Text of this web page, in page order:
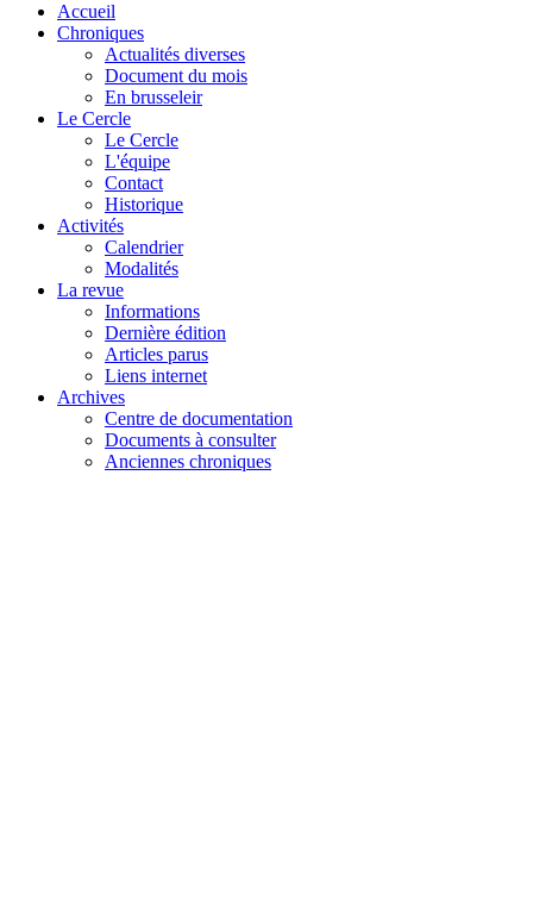
Accueil
Chroniques
Actualités diverses
Document du mois
En brusseleir
Le Cercle
Le Cercle
L'équipe
Contact
Historique
Activités
Calendrier
Modalités
La revue
Informations
Dernière édition
Articles parus
Liens internet
Archives
Centre de documentation
Documents à consulter
Anciennes chroniques